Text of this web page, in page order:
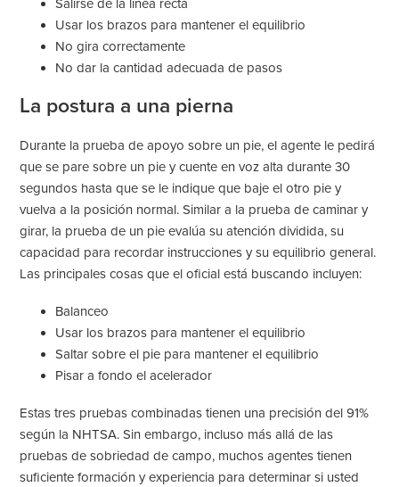
Salirse de la línea recta
Usar los brazos para mantener el equilibrio
No gira correctamente
No dar la cantidad adecuada de pasos
La postura a una pierna
Durante la prueba de apoyo sobre un pie, el agente le pedirá
que se pare sobre un pie y cuente en voz alta durante 30
segundos hasta que se le indique que baje el otro pie y
vuelva a la posición normal. Similar a la prueba de caminar y
girar, la prueba de un pie evalúa su atención dividida, su
capacidad para recordar instrucciones y su equilibrio general.
Las principales cosas que el oficial está buscando incluyen:
Balanceo
Usar los brazos para mantener el equilibrio
Saltar sobre el pie para mantener el equilibrio
Pisar a fondo el acelerador
Estas tres pruebas combinadas tienen una precisión del 91%
según la NHTSA. Sin embargo, incluso más allá de las
pruebas de sobriedad de campo, muchos agentes tienen
suficiente formación y experiencia para determinar si usted